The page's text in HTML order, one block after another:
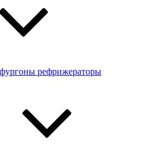
рефрижераторы